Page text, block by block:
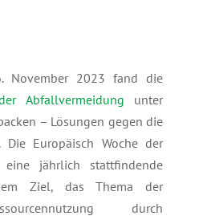
November 2023 fand die
Abfallvermeidung unter
– Lösungen gegen die
Die Europäisch Woche der
jährlich stattfindende
Ziel, das Thema der
durch